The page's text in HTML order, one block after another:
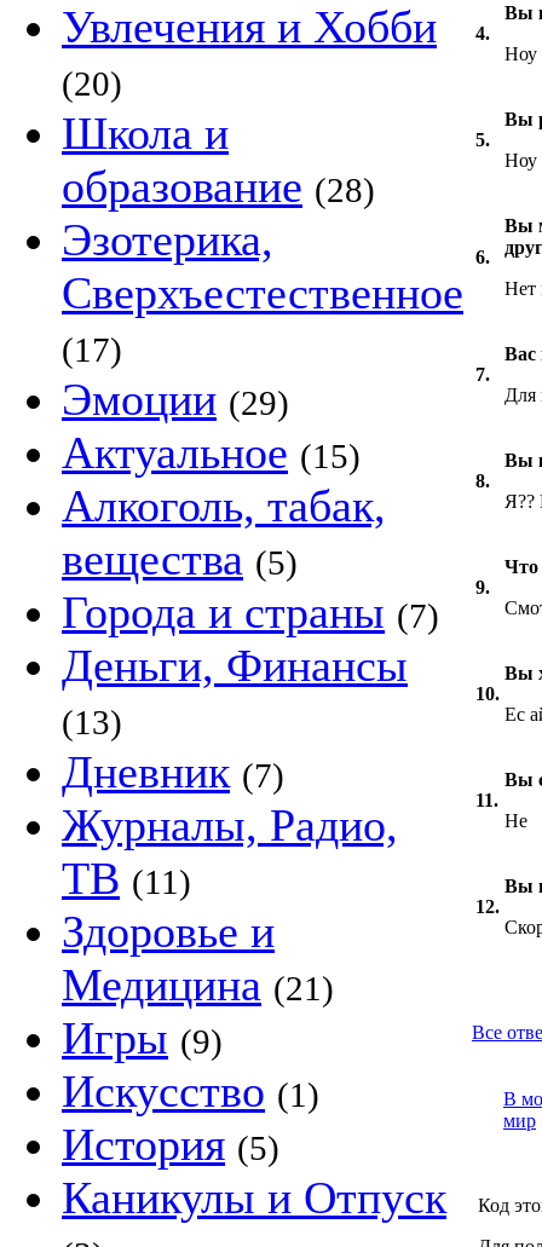
Увлечения и Хобби
(20)
Школа и
образование (28)
Эзотерика,
Сверхъестественное
(17)
Эмоции (29)
Актуальное (15)
Алкоголь, табак,
вещества (5)
Города и страны (7)
Деньги, Финансы
(13)
Дневник (7)
Журналы, Радио,
ТВ (11)
Здоровье и
Медицина (21)
Игры (9)
Искусство (1)
История (5)
Каникулы и Отпуск
4.
Вы
Ноу
5.
Вы
Ноу
6.
Вы
Нет
7.
Вас
Для
8.
Вы
Я??
9.
Что
10.
Вы
Ес
11.
Вы
Не
12.
Вы
Все
В
мир
Код